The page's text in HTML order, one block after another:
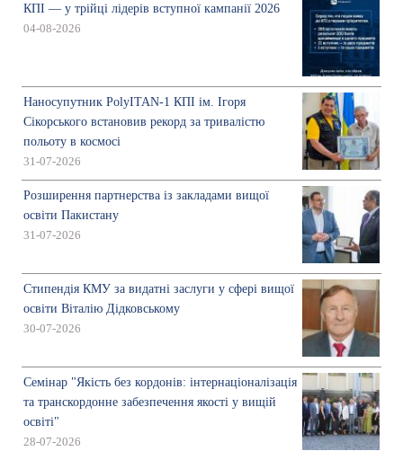
КПІ — у трійці лідерів вступної кампанії 2026
04-08-2026
Наносупутник PolyITAN-1 КПІ ім. Ігоря
Сікорського встановив рекорд за тривалістю
польоту в космосі
31-07-2026
Розширення партнерства із закладами вищої
освіти Пакистану
31-07-2026
Стипендія КМУ за видатні заслуги у сфері вищої
освіти Віталію Дідковському
30-07-2026
Семінар "Якість без кордонів: інтернаціоналізація
та транскордонне забезпечення якості у вищій
освіті"
28-07-2026